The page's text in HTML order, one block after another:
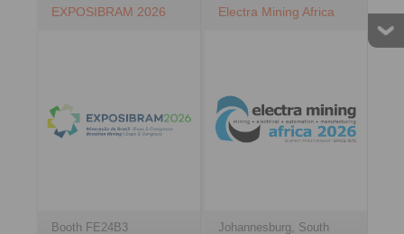
EXPOSIBRAM 2026
Booth FE24B3
Electra Mining Africa
Johannesburg, South